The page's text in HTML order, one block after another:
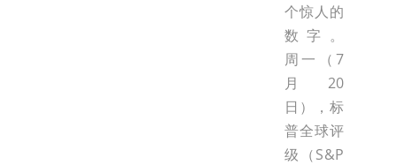
个惊人的
数字。
周一（7
月20
日），标
普全球评
级（S&P